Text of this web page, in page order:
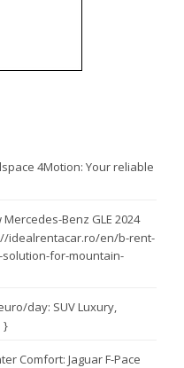
4Motion: Your reliable
Benz GLE 2024
idealrentacar.ro/en/b-rent-
solution-for-mountain-
day: SUV Luxury,
}
Comfort: Jaguar F-Pace